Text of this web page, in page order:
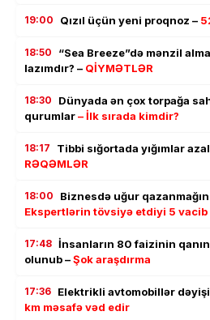
19:00 Qızıl üçün yeni proqnoz –
18:50
“Sea Breeze”də mənzil
lazımdır? – QİYMƏTLƏR
18:30
Dünyada ən çox torpağa
qurumlar– İlk sırada kimdir?
18:17
Tibbi sığortada yığımlar
RƏQƏMLƏR
18:00 Biznesdə uğur
Ekspertlərin tövsiyə etdiyi 5 vacib
17:48 İnsanların 80 faizinin
olunub –Şok araşdırma
17:36 Elektrikli avtomobillər
km məsafə vəd edir